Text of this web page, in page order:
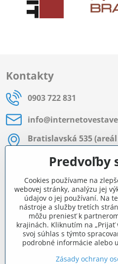
Kontakty
0903 722 831
Bratislavská 535 (areál
Most pri Bratislave
Pon - Pia 8:00 - 11:30 a
Facebook
Navigácia
Všetko o nákupe
Predvoľby
Cookies používame na
webovej stránky, analýzu jej
údajov o jej používaní. Na
nástroje a služby tretích
môžu preniesť k
krajinách. Kliknutím na „Prijať
svoj súhlas s týmto
podrobné informácie alebo
Zásady ochrany